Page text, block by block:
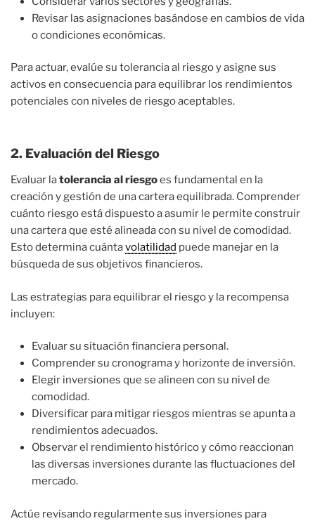
Revisar las asignaciones basándose en cambios de vida
o condiciones económicas.
Para actuar, evalúe su tolerancia al riesgo y asigne sus
activos en consecuencia para equilibrar los rendimientos
potenciales con niveles de riesgo aceptables.
2. Evaluación del Riesgo
Evaluar latolerancia al riesgoes fundamental en la
creación y gestión de una cartera equilibrada. Comprender
cuánto riesgo está dispuesto a asumir le permite construir
una cartera que esté alineada con su nivel de comodidad.
Esto determina cuántavolatilidad puede manejar en la
búsqueda de sus objetivos financieros.
Las estrategias para equilibrar el riesgo y la recompensa
incluyen:
Evaluar su situación financiera personal.
Comprender su cronograma y horizonte de inversión.
Elegir inversiones que se alineen con su nivel de
comodidad.
Diversificar para mitigar riesgos mientras se apunta a
rendimientos adecuados.
Observar el rendimiento histórico y cómo reaccionan
las diversas inversiones durante las fluctuaciones del
mercado.
Actúe revisando regularmente sus inversiones para